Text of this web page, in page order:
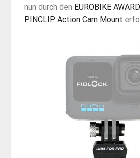
nun durch den EUROBIKE
PINCLIP Action Cam Mount